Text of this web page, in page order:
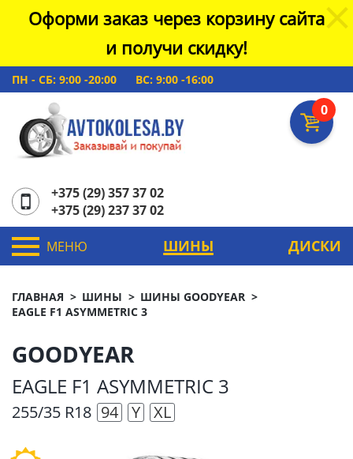
Оформи заказ через корзину сайта
и получи скидку!
ПН - СБ: 9:00 -20:00 ВС: 9:00 -16:00
0
+375 (29) 357 37 02
+375 (29) 237 37 02
МЕНЮ ШИНЫ ДИСКИ
ГЛАВНАЯ ШИНЫ
ШИНЫ GOODYEAR
EAGLE F1 ASYMMETRIC 3
GOODYEAR
EAGLE F1 ASYMMETRIC 3
255/35 R18 94 Y XL